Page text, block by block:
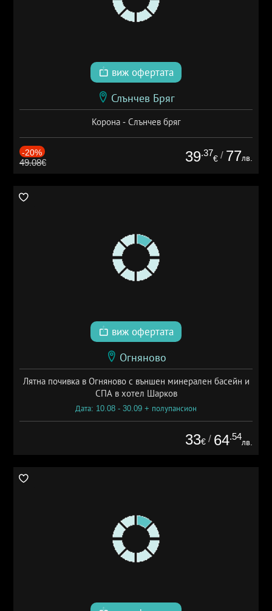
виж офертата
Слънчев Бряг
Корона - Слънчев бряг
-20%
49.08€ 39.37
€ / 77лв.
виж офертата
Огняново
Лятна почивка в Огняново с външен минерален басейн и
СПА в хотел Шарков
Дата: 10.08 - 30.09 + полупансион
33€ / 64.54
лв.